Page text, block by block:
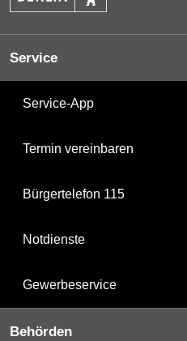
Service
Service-App
Termin vereinbaren
Bürgertelefon 115
Notdienste
Gewerbeservice
Behörden